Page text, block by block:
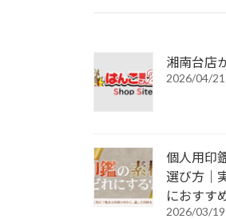
湘南台店
2026/04/21
個人用印
選び方｜
におすす
2026/03/19